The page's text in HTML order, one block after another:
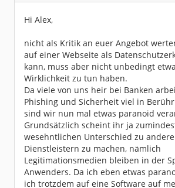
Alter:
54
Dabei seit:
Hi Alex,
nicht als Kritik an euer Angebot
auf einer Webseite als
kann, muss aber nicht unbedingt
Wirklichkeit zu tun haben.
Da viele von uns heir bei Banken
Phishing und Sicherheit viel in
sind wir nun mal etwas paranoid
Grundsätzlich scheint ihr ja
wesehntlichen Unterschied zu
Dienstleistern zu machen, nämlich
Legitimationsmedien bleiben in der
Anwenders. Da ich eben etwas
ich trotzdem auf eine Software auf